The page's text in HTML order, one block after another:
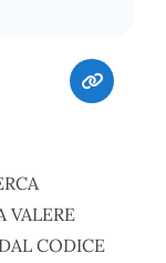
VALERE
CODICE